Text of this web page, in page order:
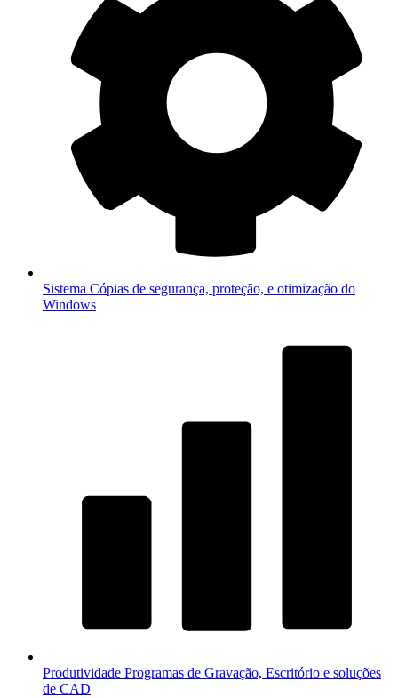
Sistema Cópias de segurança, proteção, e otimização do
Windows
Produtividade Programas de Gravação, Escritório e soluções
de CAD